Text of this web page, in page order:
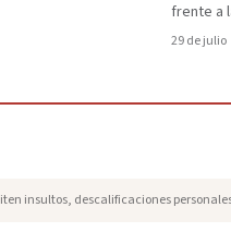
frente a
29 de julio
insultos, descalificaciones